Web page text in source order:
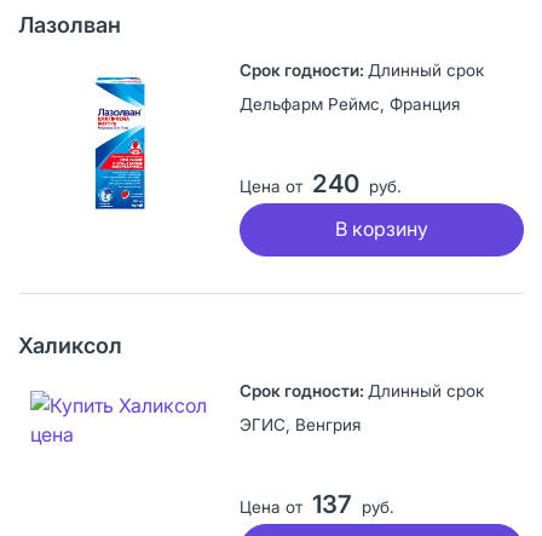
Лазолван
Длинный срок
Дельфарм Реймс, Франция
Цена от 240 руб.
В корзину
Халиксол
Длинный срок
ЭГИС, Венгрия
Цена от 137 руб.